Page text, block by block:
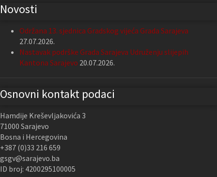
Novosti
Održana 13. sjednica Gradskog vijeća Grada Sarajeva
27.07.2026.
Nastavak podrške Grada Sarajeva Udruženju slijepih
Kantona Sarajevo 20.07.2026.
Osnovni kontakt podaci
Hamdije Kreševljakovića 3
71000 Sarajevo
Bosna i Hercegovina
+387 (0)33 216 659
gsgv@sarajevo.ba
ID broj: 4200295100005